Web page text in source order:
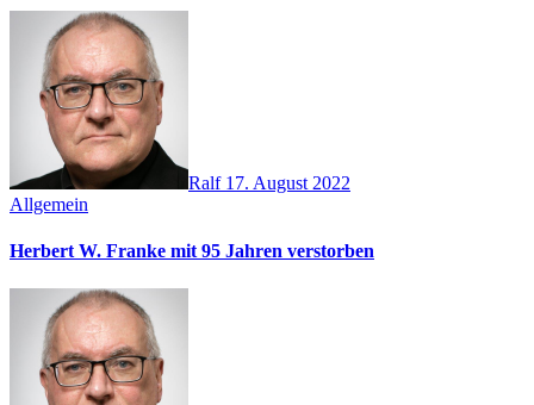
Ralf 17. August 2022
Allgemein
Herbert W. Franke mit 95 Jahren verstorben